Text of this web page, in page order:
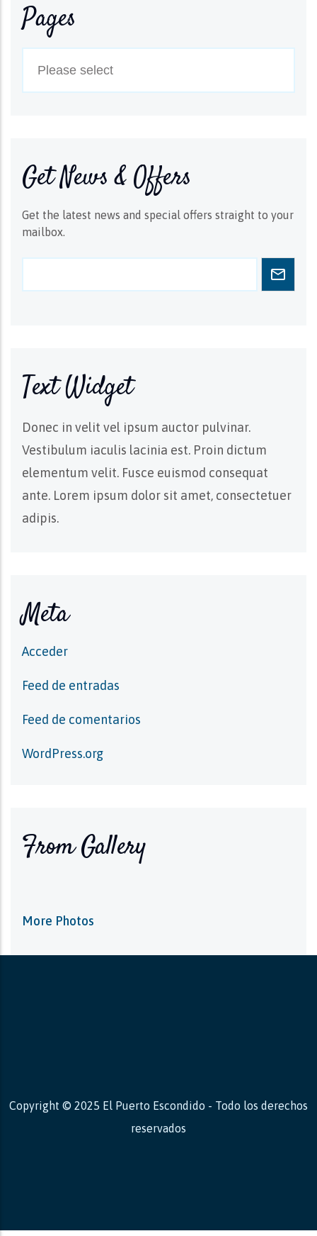
Pages
Get News & Offers
Get the latest news and special offers straight to your
mailbox.
Text Widget
Donec in velit vel ipsum auctor pulvinar.
Vestibulum iaculis lacinia est. Proin dictum
elementum velit. Fusce euismod consequat
ante. Lorem ipsum dolor sit amet, consectetuer
adipis.
Meta
Acceder
Feed de entradas
Feed de comentarios
WordPress.org
From Gallery
More Photos
Copyright © 2025 El Puerto Escondido - Todo los derechos
reservados